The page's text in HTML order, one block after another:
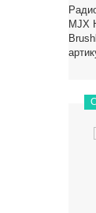
MJX